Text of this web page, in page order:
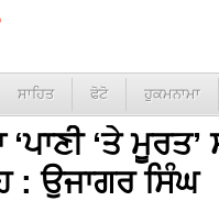
ਸਾਹਿਤ ਫੋਟੋ ਹੁਕਮਨਾਮਾ
‘ਤੇ ਮੂਰਤ’
: ਉਜਾਗਰ ਸਿੰਘ